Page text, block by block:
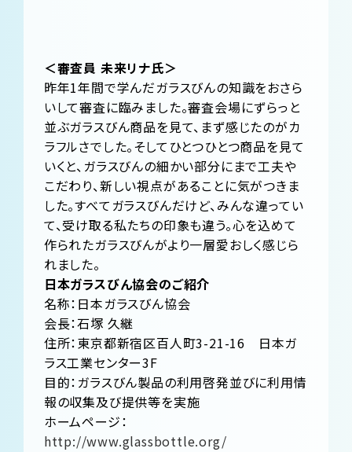
＜審査員 未来リナ氏＞
昨年1年間で学んだガラスびんの知識をおさら
いして審査に臨みました。審査会場にずらっと
並ぶガラスびん商品を見て、まず感じたのがカ
ラフルさでした。そしてひとつひとつ商品を見て
いくと、ガラスびんの細かい部分にまで工夫や
こだわり、新しい視点があることに気がつきま
した。すべてガラスびんだけど、みんな違ってい
て、受け取る私たちの印象も違う。心を込めて
作られたガラスびんがより一層愛おしく感じら
れました。
日本ガラスびん協会のご紹介
名称：日本ガラスびん協会
会長：石塚 久継
住所：東京都新宿区百人町3-21-16 日本ガ
ラス工業センター3F
目的：ガラスびん製品の利用啓発並びに利用情
報の収集及び提供等を実施
ホームページ：
http://www.glassbottle.org/